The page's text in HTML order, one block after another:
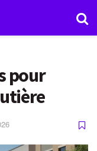
pour